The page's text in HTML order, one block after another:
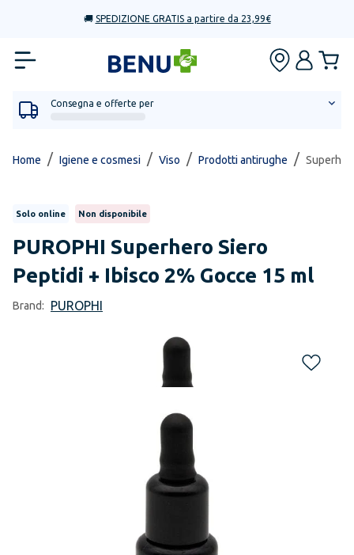
🚚 SPEDIZIONE GRATIS a partire da 23,99€
Consegna e offerte per
Home / Igiene e cosmesi / Viso / Prodotti antirughe /
Solo online Non disponibile
PUROPHI Superhero Siero
Peptidi + Ibisco 2% Gocce 15 ml
Brand: PUROPHI